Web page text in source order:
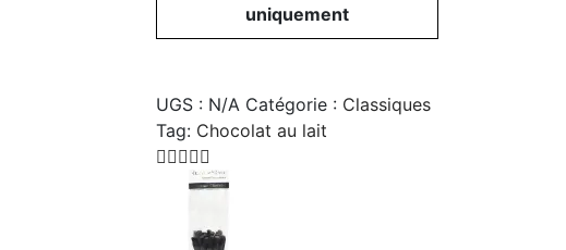
uniquement
UGS : N/A Catégorie : Classiques
Tag: Chocolat au lait